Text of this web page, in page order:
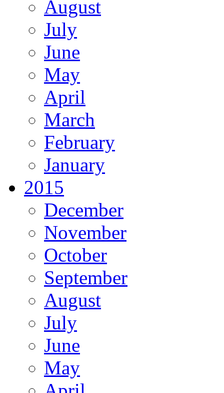
August
July
June
May
April
March
February
January
2015
December
November
October
September
August
July
June
May